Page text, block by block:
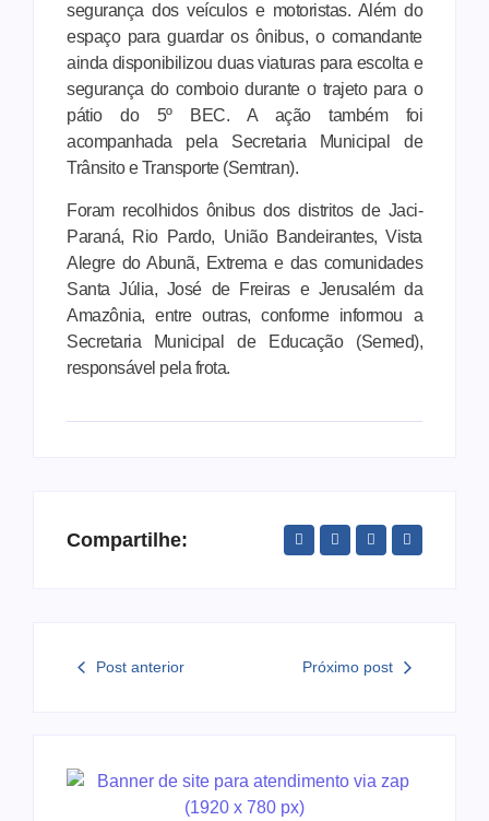
segurança dos veículos e motoristas. Além do
espaço para guardar os ônibus, o comandante
ainda disponibilizou duas viaturas para escolta e
segurança do comboio durante o trajeto para o
pátio do 5º BEC. A ação também foi
acompanhada pela Secretaria Municipal de
Trânsito e Transporte (Semtran).
Foram recolhidos ônibus dos distritos de Jaci-
Paraná, Rio Pardo, União Bandeirantes, Vista
Alegre do Abunã, Extrema e das comunidades
Santa Júlia, José de Freiras e Jerusalém da
Amazônia, entre outras, conforme informou a
Secretaria Municipal de Educação (Semed),
responsável pela frota.
Compartilhe:
Post anterior Próximo post